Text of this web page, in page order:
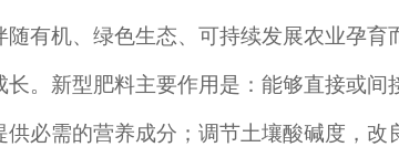
随有机、绿色生态、可持续发展农业孕育
长。新型肥料主要作用是：能够直接或间
供必需的营养成分；调节土壤酸碱度，改